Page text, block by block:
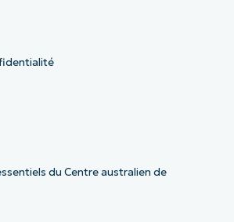
du Centre australien de